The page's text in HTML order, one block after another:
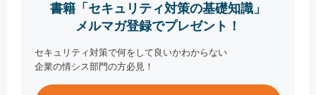
書籍「セキュリティ対策の基礎知識」
メルマガ登録でプレゼント！
セキュリティ対策で何をして良いかわからない
企業の情シス部門の方必見！